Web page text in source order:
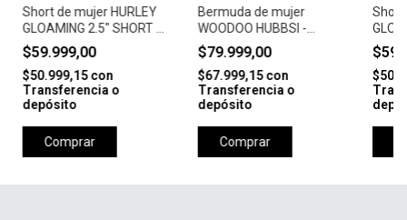
Short de mujer HURLEY
GLOAMING 2.5" SHORT -
DESERT MUD
$59.999,00
$50.999,15con
Transferencia o
depósito
Comprar
Bermuda de mujer
WOODOO HUBBSI -
AZULASER
$79.999,00
$67.999,15con
Transferencia o
depósito
Comprar
Short